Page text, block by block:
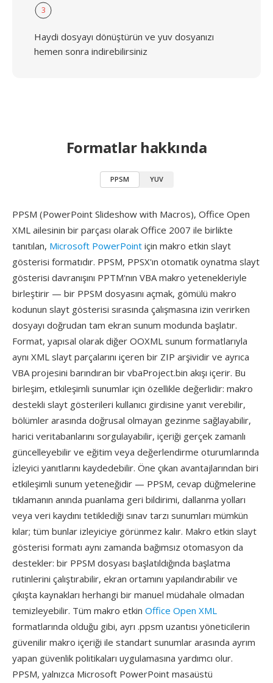
3
Haydi dosyayı dönüştürün ve yuv dosyanızı
hemen sonra indirebilirsiniz
Formatlar hakkında
PPSM YUV
PPSM (PowerPoint Slideshow with Macros), Office Open
XML ailesinin bir parçası olarak Office 2007 ile birlikte
tanıtılan, Microsoft PowerPoint için makro etkin slayt
gösterisi formatıdır. PPSM, PPSX'ın otomatik oynatma slayt
gösterisi davranışını PPTM'nın VBA makro yetenekleriyle
birleştirir — bir PPSM dosyasını açmak, gömülü makro
kodunun slayt gösterisi sırasında çalışmasına izin verirken
dosyayı doğrudan tam ekran sunum modunda başlatır.
Format, yapısal olarak diğer OOXML sunum formatlarıyla
aynı XML slayt parçalarını içeren bir ZIP arşividir ve ayrıca
VBA projesini barındıran bir vbaProject.bin akışı içerir. Bu
birleşim, etkileşimli sunumlar için özellikle değerlidir: makro
destekli slayt gösterileri kullanıcı girdisine yanıt verebilir,
bölümler arasında doğrusal olmayan gezinme sağlayabilir,
harici veritabanlarını sorgulayabilir, içeriği gerçek zamanlı
güncelleyebilir ve eğitim veya değerlendirme oturumlarında
i̇zleyici yanıtlarını kaydedebilir. Öne çıkan avantajlarından biri
etkileşimli sunum yeteneğidir — PPSM, cevap düğmelerine
tıklamanın anında puanlama geri bildirimi, dallanma yolları
veya veri kaydını tetiklediği sınav tarzı sunumları mümkün
kılar; tüm bunlar izleyiciye görünmez kalır. Makro etkin slayt
gösterisi formatı aynı zamanda bağımsız otomasyon da
destekler: bir PPSM dosyası başlatıldığında başlatma
rutinlerini çalıştırabilir, ekran ortamını yapılandırabilir ve
çıkışta kaynakları herhangi bir manuel müdahale olmadan
temizleyebilir. Tüm makro etkin Office Open XML
formatlarında olduğu gibi, ayrı .ppsm uzantısı yöneticilerin
güvenilir makro içeriği ile standart sunumlar arasında ayrım
yapan güvenlik politikaları uygulamasına yardımcı olur.
PPSM, yalnızca Microsoft PowerPoint masaüstü